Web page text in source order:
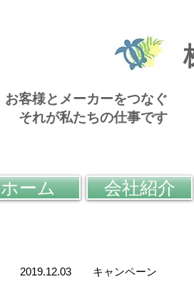
お客様とメーカーをつなぐ
それが私たちの仕事です
ホーム 会社紹介
2019.12.03 キャンペーン